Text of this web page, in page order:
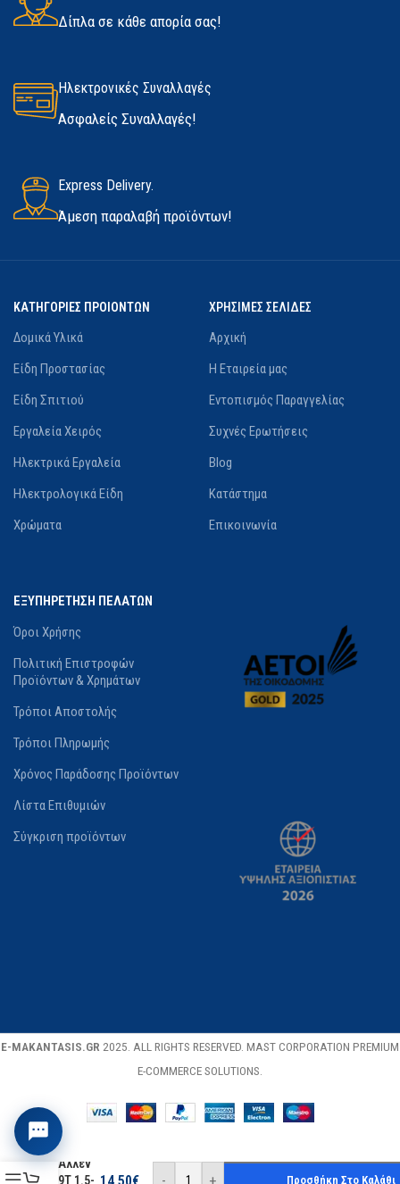
Δίπλα σε κάθε απορία σας!
Ηλεκτρονικές Συναλλαγές
Ασφαλείς Συναλλαγές!
Express Delivery.
Άμεση παραλαβή προϊόντων!
ΚΑΤΗΓΟΡΙΕΣ ΠΡΟΙΟΝΤΩΝ
Δομικά Υλικά
Είδη Προστασίας
Είδη Σπιτιού
Εργαλεία Χειρός
Ηλεκτρικά Εργαλεία
Ηλεκτρολογικά Είδη
Χρώματα
ΧΡΗΣΙΜΕΣ ΣΕΛΙΔΕΣ
Αρχική
Η Εταιρεία μας
Εντοπισμός Παραγγελίας
Συχνές Ερωτήσεις
Blog
Κατάστημα
Επικοινωνία
ΕΞΥΠΗΡΕΤΗΣΗ ΠΕΛΑΤΩΝ
Όροι Χρήσης
Πολιτική Επιστροφών
Προϊόντων & Χρημάτων
Τρόποι Αποστολής
Τρόποι Πληρωμής
Χρόνος Παράδοσης Προϊόντων
Λίστα Επιθυμιών
Σύγκριση προϊόντων
E-MAKANTASIS.GR 2025. ALL RIGHTS RESERVED. MAST CORPORATION PREMIUM
E-COMMERCE SOLUTIONS.
Benman
Σετ
Αλλεν
9Τ 1.5- 14.50€ - + Προσθήκη Στο Καλάθι